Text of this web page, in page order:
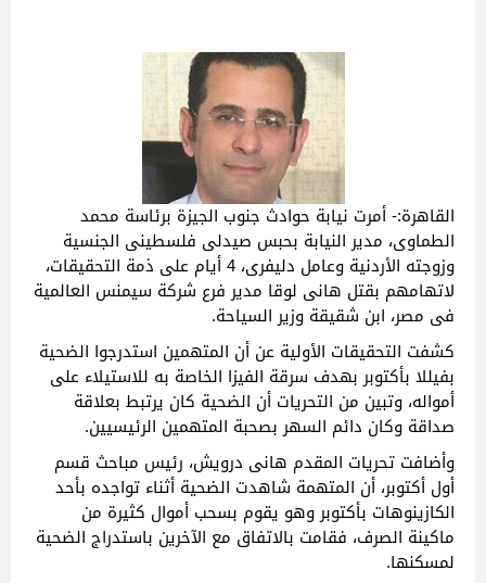
القاهرة:- أمرت نيابة حوادث جنوب الجيزة برئاسة محمد
الطماوى، مدير النيابة بحبس صيدلى فلسطينى الجنسية
وزوجته الأردنية وعامل دليفرى، 4 أيام على ذمة التحقيقات،
لاتهامهم بقتل هانى لوقا مدير فرع شركة سيمنس العالمية
فى مصر، ابن شقيقة وزير السياحة.
كشفت التحقيقات الأولية عن أن المتهمين استدرجوا الضحية
بفيللا بأكتوبر بهدف سرقة الفيزا الخاصة به للاستيلاء على
أمواله، وتبين من التحريات أن الضحية كان يرتبط بعلاقة
صداقة وكان دائم السهر بصحبة المتهمين الرئيسيين.
وأضافت تحريات المقدم هانى درويش، رئيس مباحث قسم
أول أكتوبر، أن المتهمة شاهدت الضحية أثناء تواجده بأحد
الكازينوهات بأكتوبر وهو يقوم بسحب أموال كثيرة من
ماكينة الصرف، فقامت بالاتفاق مع الآخرين باستدراج الضحية
لمسكنها.